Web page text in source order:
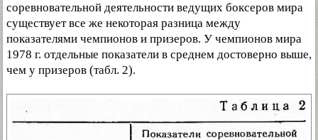
соревновательной деятельности ведущих боксеров мира
существует все же некоторая разница между
показателями чемпионов и призеров. У чемпионов мира
1978 г. отдельные показатели в среднем достоверно выше,
чем у призеров (табл. 2).